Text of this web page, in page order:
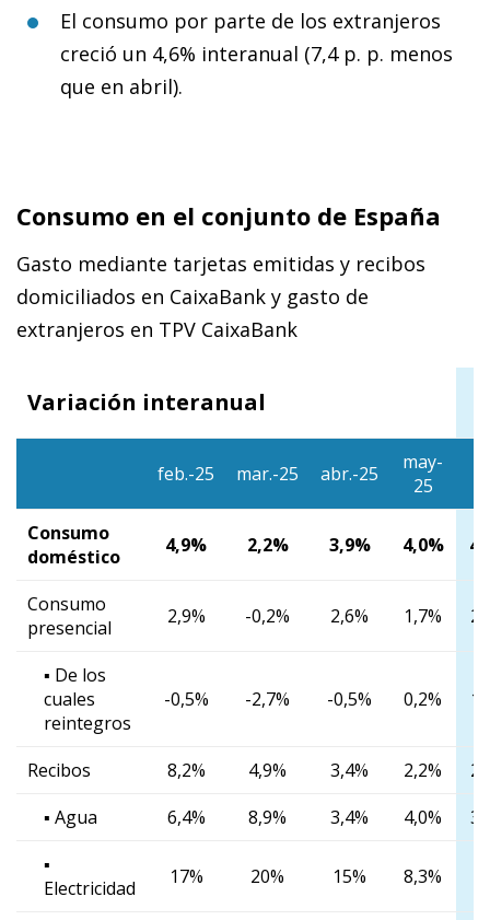
El consumo por parte de los extranjeros
creció un 4,6% interanual (7,4 p. p. menos
que en abril).
Consumo en el conjunto de España
Gasto mediante tarjetas emitidas y recibos
domiciliados en CaixaBank y gasto de
extranjeros en TPV CaixaBank
Variación interanual
feb.-25 mar.-25 abr.-25
may-
25
Consumo
doméstico
4,9% 2,2% 3,9% 4,0%
Consumo
presencial
2,9% -0,2% 2,6% 1,7%
▪ De los
cuales
reintegros
-0,5% -2,7% -0,5% 0,2%
Recibos 8,2% 4,9% 3,4% 2,2%
▪ Agua
6,4% 8,9% 3,4% 4,0%
▪
Electricidad
17% 20% 15% 8,3%